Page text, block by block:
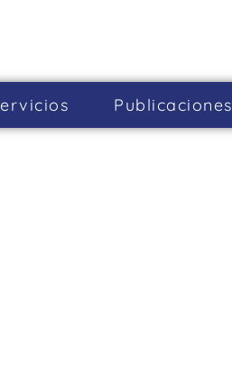
Publicaciones